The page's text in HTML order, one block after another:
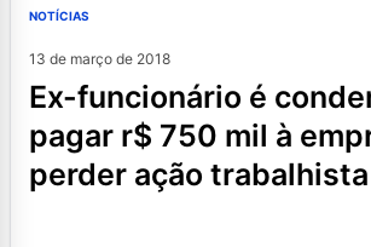
NOTÍCIAS
13 de março de 2018
ex-funcionário é condenado a
pagar r$ 750 mil à
perder ação trabalhista